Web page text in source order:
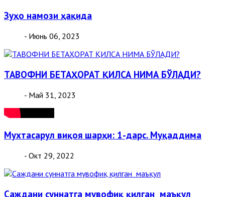
Зуҳо намози ҳақида
- Июнь 06, 2023
ТАВОФНИ БЕТАҲОРАТ ҚИЛСА НИМА БЎЛАДИ?
- Май 31, 2023
Мухтасарул виқоя шарҳи: 1-дарс. Муқаддима
- Окт 29, 2022
Саждани суннатга мувофиқ қилган маъқул